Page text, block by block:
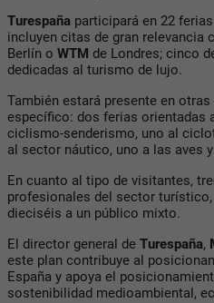
Turespaña participará en 22
incluyen citas de gran relevancia
Berlín o WTM de Londres; cinco
dedicadas al turismo de lujo.
También estará presente en
específico: dos ferias orientadas
ciclismo-senderismo, uno al
al sector náutico, uno a las aves
En cuanto al tipo de visitantes,
profesionales del sector
dieciséis a un público mixto.
El director general de Turespaña,
este plan contribuye al
España y apoya el
sostenibilidad medioambiental,